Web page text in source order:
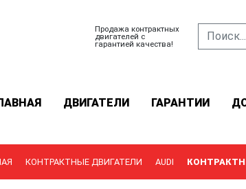
Продажа контрактных
двигателей с
гарантией качества!
ДВИГАТЕЛИ ГАРАНТИИ
КОНТРАКТНЫЕ ДВИГАТЕЛИ AUDI